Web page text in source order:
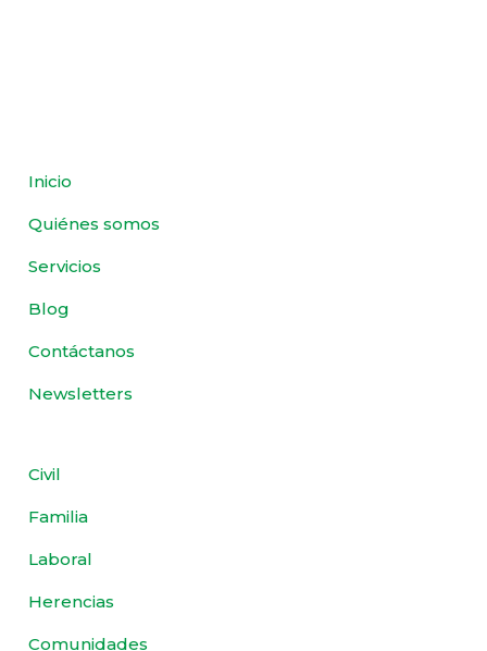
Inicio
Quiénes somos
Servicios
Blog
Contáctanos
Newsletters
Civil
Familia
Laboral
Herencias
Comunidades